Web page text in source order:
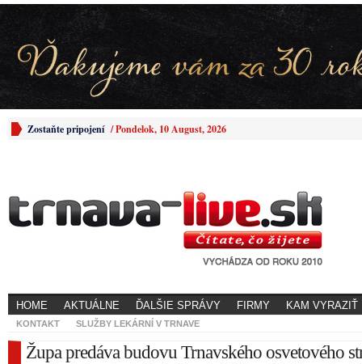
Zostaňte pripojení /Pondelok, 10 August, 2026
HOME AKTUÁLNE ĎALŠIE SPRÁVY FIRMY KAM VYRAZIŤ
KONTAKT SLUŽBY LEKÁRNÍ V TRNAVE
Župa predáva budovu Trnavského osvetového